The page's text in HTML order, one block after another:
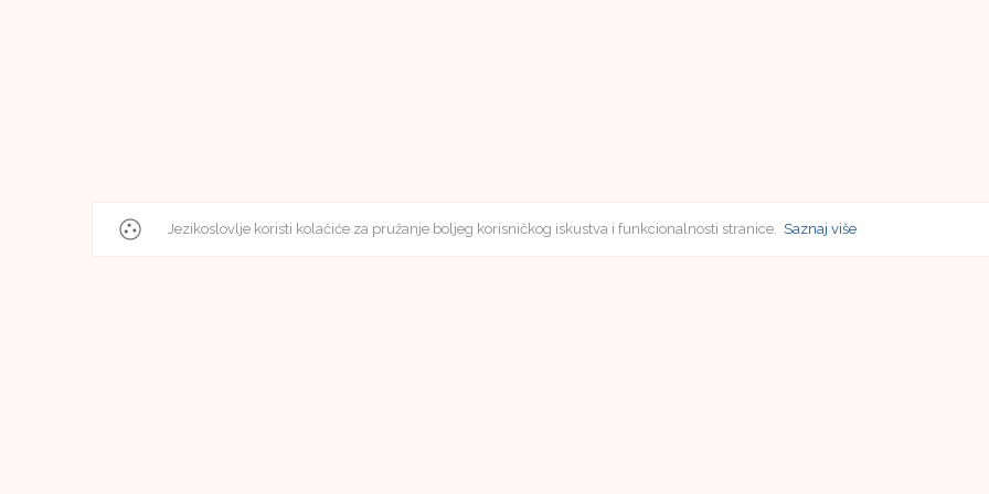
Jezikoslovlje koristi kolačiće za pružanje boljeg korisničkog iskustva i funkcionalnosti stranice. Saznaj više